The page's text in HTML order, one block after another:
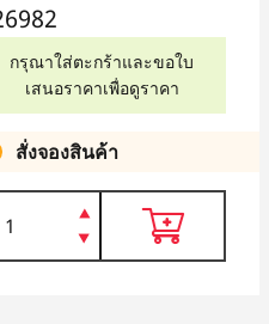
กรุณาใส่ตะกร้าและขอใบ
เสนอราคาเพื่อดูราคา
สั่งจองสินค้า